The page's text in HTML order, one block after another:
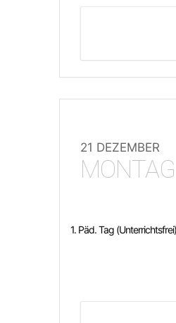
21 DEZEMBER
MONTAG
1. Päd. Tag (Unterrichtsfrei)